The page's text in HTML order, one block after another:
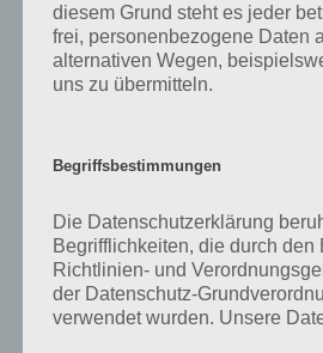
Auf WhatsApp teilen
Mehr Artikel hier
diesem Grund steht es jeder
frei, personenbezogene Daten
alternativen Wegen,
uns zu übermitteln.
Begriffsbestimmungen
Die Datenschutzerklärung
Begrifflichkeiten, die durch den
Richtlinien- und
der Datenschutz-
verwendet wurden. Unsere